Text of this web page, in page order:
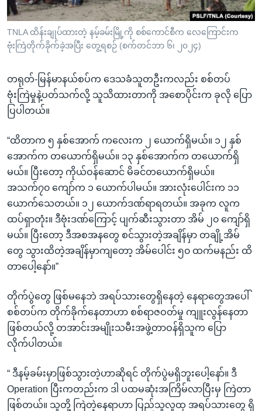
TNLA ထိန်းချုပ်ထားတဲ့ နမ့်ခမ်းမြို့ကို စစ်ကောင်စီက လေကြောင်းက
ဗုံးကြဲတိုက်ခိုက်ခဲ့အပြီး တွေ့ရစဉ် (စက်တင်ဘာ ၆၊ ၂၀၂၄)
တရုတ်-မြန်မာနယ်စပ်က ဒေသခံသူတဦးကလည်း စစ်တပ်
ဗုံးကြဲမှုနဲ့ပတ်သက်လို့ သူသိထားတာကို အစောပိုင်းက ခုလို ပြော
ပြပါတယ်။
“ထိတာက ၅ နှစ်အောက် ကလေးက ၂ ယောက်ရှိမယ်။ ၁၂ နှစ်
အောက်က တယောက်ရှိမယ်။ ၁၃ နှစ်အောက်က တယောက်ရှိ
မယ်။ ပြီးတော့ ကိုယ်ဝန်ဆောင် မိခင်တယောက်ရှိမယ်။
အသက်၇၀ ကျော်က ၁ ယောက်ပါမယ်။ အားလုံးပေါင်းက ၁၁
ယောက်သေတယ်။ ၁၂ ယောက်ဒဏ်ရာရတယ်။ အခုက လူက
ထပ်ရှာတုံး။ ဒီဗုံးဒဏ်ကြောင့် ပျက်ဆီးသွားတာ အိမ် ၂၀ ကျော်ရှိ
မယ်။ ပြီးတော့ ဒီအစအနတွေ စင်သွားတဲ့အချိန်မှာ တချို့အိမ်
တွေ သွားထိတဲ့အချိန်မှာကျတော့ အိမ်ပေါင်း ၅၀ ထက်မနည်း ထိ
တာပေါ့နော်။”
တိုက်ပွဲတွေ ဖြစ်မနေဘဲ အရပ်သားတွေရှိနေတဲ့ နေရာတွေအပေါ်
စစ်တပ်က တိုက်ခိုက်နေတာဟာ စစ်ရာဇဝတ်မှု ကျူးလွန်နေတာ
ဖြစ်တယ်လို့ တအာင်းအမျိုးသမီးအဖွဲ့တာဝန်ရှိသူက ပြော
လိုက်ပါတယ်။
“ ဒီနမ့်ခမ်းမှာဖြစ်သွားတဲ့ဟာဆိုရင် တိုက်ပွဲမရှိဘူးပေါ့နော်။ ဒီ
Operation ပြီးကတည်းက ဒါ ပထမဆုံးအကြိမ်လာပြီးမှ ကြဲတာ
ဖြစ်တယ်။ သူတို့ ကြဲတဲ့နေရာဟာ ပြည်သူလူထု အရပ်သားတွေ ရှိ